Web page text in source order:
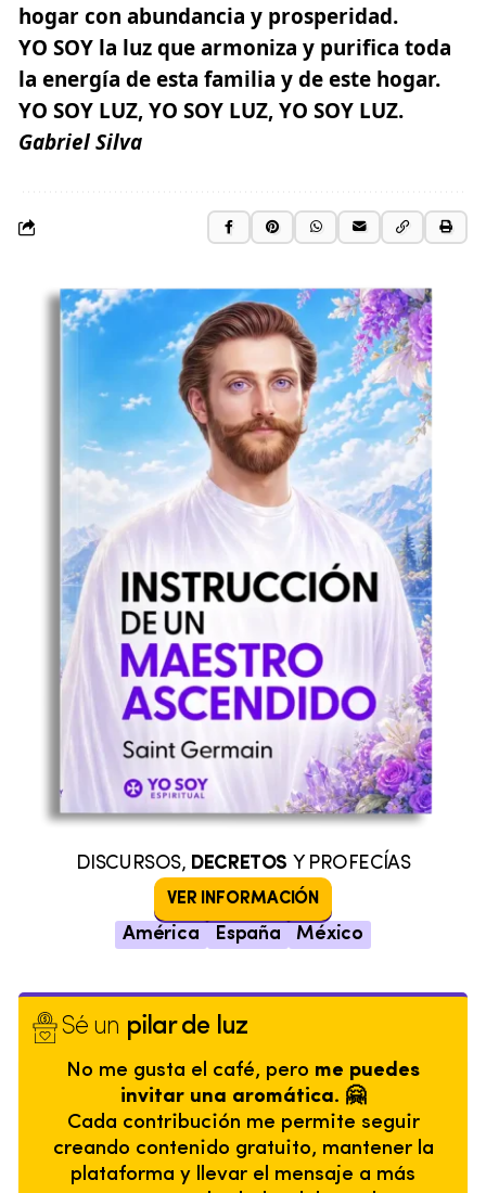
hogar con abundancia y prosperidad.
YO SOY la luz que armoniza y purifica toda
la energía de esta familia y de este hogar.
YO SOY LUZ, YO SOY LUZ, YO SOY LUZ.
Gabriel Silva
DISCURSOS, DECRETOS Y PROFECÍAS
VER INFORMACIÓN
América España México
Sé un pilar de luz
No me gusta el café, pero me puedes
invitar una aromática. 🤗
Cada contribución me permite seguir
creando contenido gratuito, mantener la
plataforma y llevar el mensaje a más